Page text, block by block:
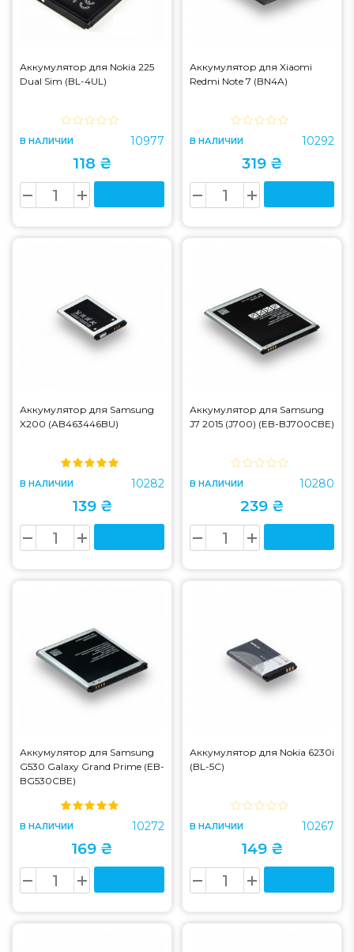
Аккумулятор для Nokia 225
Dual Sim (BL-4UL)
В НАЛИЧИИ 10977
118 ₴
Аккумулятор для Xiaomi
Redmi Note 7 (BN4A)
В НАЛИЧИИ 10292
319 ₴
Аккумулятор для Samsung
X200 (AB463446BU)
В НАЛИЧИИ 10282
139 ₴
Аккумулятор для Samsung
J7 2015 (J700) (EB-BJ700CBE)
В НАЛИЧИИ 10280
239 ₴
Аккумулятор для Samsung
G530 Galaxy Grand Prime (EB-
BG530CBE)
В НАЛИЧИИ 10272
169 ₴
Аккумулятор для Nokia 6230i
(BL-5C)
В НАЛИЧИИ 10267
149 ₴